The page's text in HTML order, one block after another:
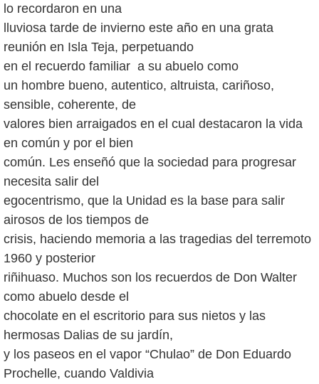
lo recordaron en una
lluviosa tarde de invierno este año en una grata
reunión en Isla Teja, perpetuando
en el recuerdo familiar a su abuelo como
un hombre bueno, autentico, altruista, cariñoso,
sensible, coherente, de
valores bien arraigados en el cual destacaron la vida
en común y por el bien
común. Les enseñó que la sociedad para progresar
necesita salir del
egocentrismo, que la Unidad es la base para salir
airosos de los tiempos de
crisis, haciendo memoria a las tragedias del terremoto
1960 y posterior
riñihuaso. Muchos son los recuerdos de Don Walter
como abuelo desde el
chocolate en el escritorio para sus nietos y las
hermosas Dalias de su jardín,
y los paseos en el vapor “Chulao” de Don Eduardo
Prochelle, cuando Valdivia